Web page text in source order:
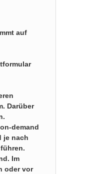
auf
Darüber
demand
je nach
Im
oder vor